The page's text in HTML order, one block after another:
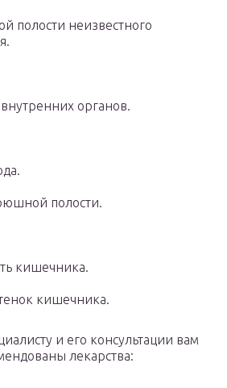
полости неизвестного
органов.
полости.
кишечника.
кишечника.
и его консультации вам
лекарства: